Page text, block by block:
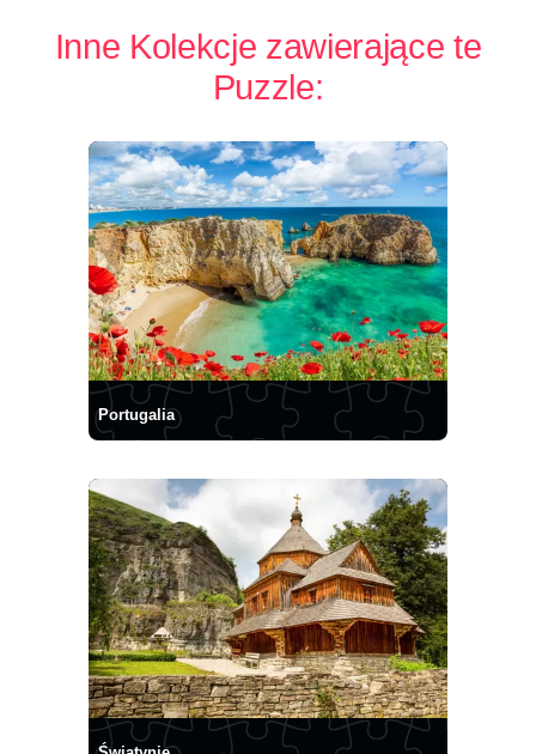
Inne Kolekcje zawierające te
Puzzle:
Portugalia